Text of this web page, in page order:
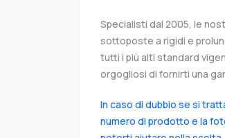
Specialisti dal 2005, le
sottoposte a rigidi e
tutti i più alti standard
orgogliosi di fornirti una
In caso di dubbio se si
numero di prodotto e la